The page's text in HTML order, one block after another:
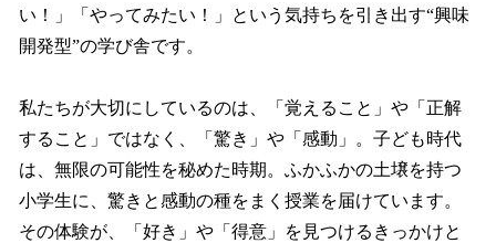
い！」「やってみたい！」という気持ちを引き出す“興味
開発型”の学び舎です。
私たちが大切にしているのは、「覚えること」や「正解
すること」ではなく、「驚き」や「感動」。子ども時代
は、無限の可能性を秘めた時期。ふかふかの土壌を持つ
小学生に、驚きと感動の種をまく授業を届けています。
その体験が、「好き」や「得意」を見つけるきっかけと